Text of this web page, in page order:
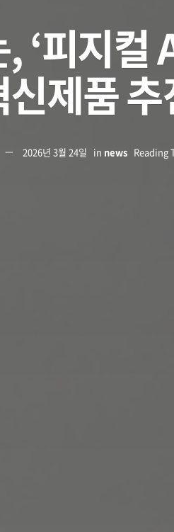
피지컬
제품
2026년 3월 24일 in news Reading